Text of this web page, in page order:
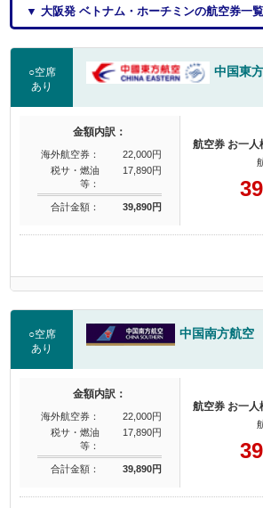
▼ 大阪発 ベトナム・ホーチミンの航空券一覧
○空席
あり
中国東
金額内訳：
海外航空券：
22,000円
税サ・燃油
等：
17,890円
合計金額： 39,890円
航空券 お一人
○空席
あり
中国南方航空
金額内訳：
海外航空券：
22,000円
税サ・燃油
等：
17,890円
合計金額： 39,890円
航空券 お一人